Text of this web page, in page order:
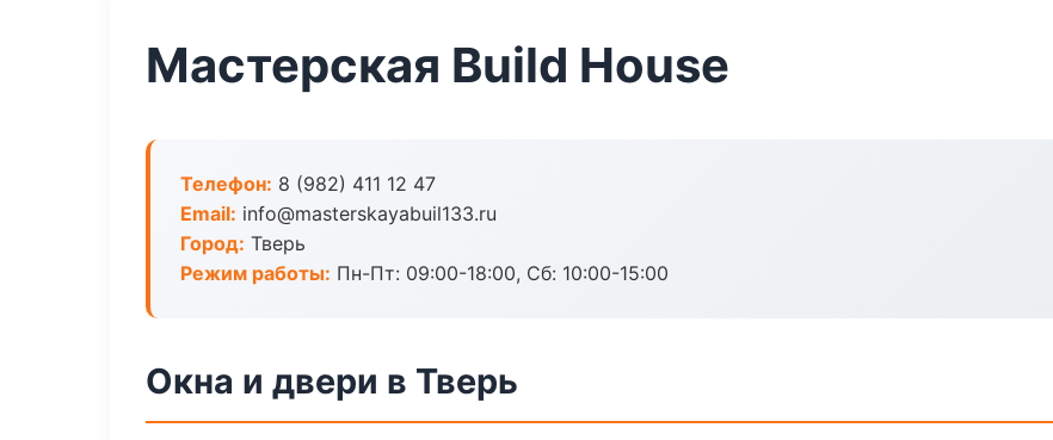
Мастерская Build House
Телефон: 8 (982) 411 12 47
Email: info@masterskayabuil133.ru
Город: Тверь
Режим работы: Пн-Пт: 09:00-18:00, Сб: 10:00-15:00
Окна и двери в Тверь